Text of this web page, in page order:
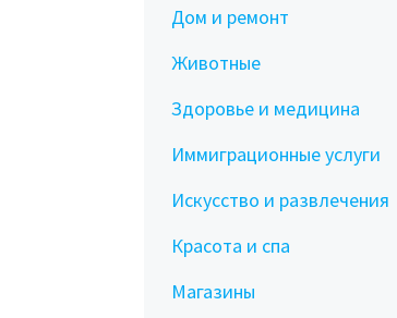
Дом и ремонт
Животные
Здоровье и медицина
Иммиграционные услуги
Искусство и развлечения
Красота и спа
Магазины